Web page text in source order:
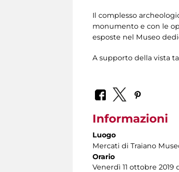
Il complesso
monumento e con le
esposte nel Museo
A supporto della vista
Informazioni
Luogo
Mercati di Traiano
Orario
Venerdì 11 ottobre 2019